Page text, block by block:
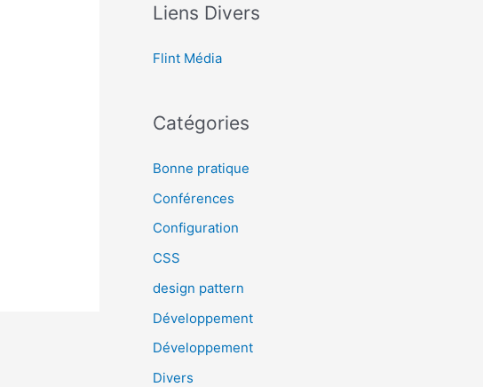
Liens Divers
Flint Média
Catégories
Bonne pratique
Conférences
Configuration
CSS
design pattern
Développement
Développement
Divers